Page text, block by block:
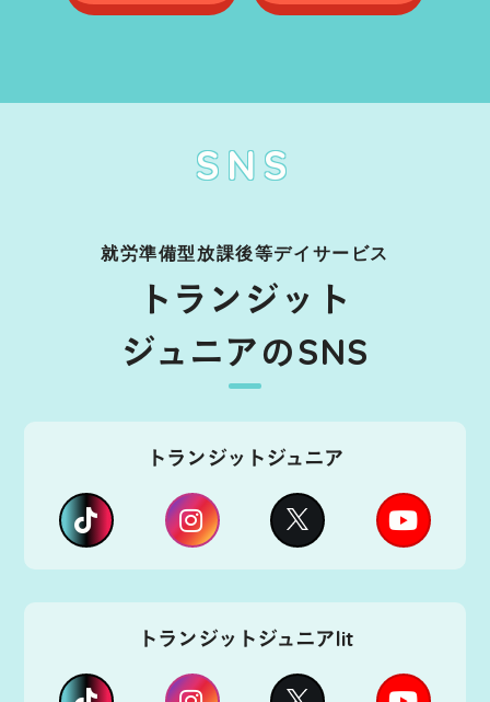
SNS
就労準備型放課後等デイサービス
トランジット
ジュニアのSNS
トランジットジュニア
トランジットジュニアlit